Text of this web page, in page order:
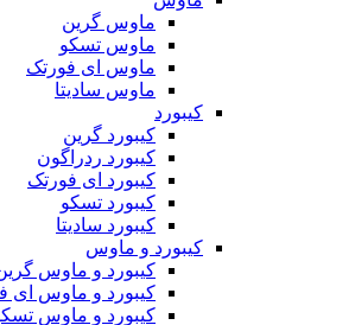
ماوس گرین
ماوس تسکو
ماوس ای فورتک
ماوس سادیتا
کیبورد
کیبورد گرین
کیبورد ردراگون
کیبورد ای فورتک
کیبورد تسکو
کیبورد سادیتا
کیبورد و ماوس
کیبورد و ماوس
کیبورد و ماوس ای
کیبورد و ماوس